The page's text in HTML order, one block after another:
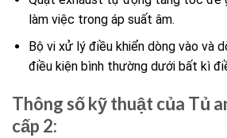
làm việc trong áp suất âm.
Bộ vi xử lý điều khiển dòng vào và
điều kiện bình thường dưới bất kì
Thông số kỹ thuật của Tủ
cấp 2: